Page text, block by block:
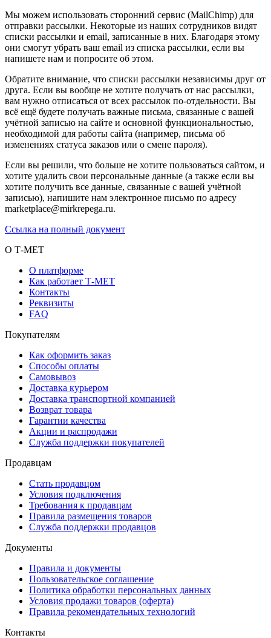
Мы можем использовать сторонний сервис (MailChimp) для
отправки рассылки. Некоторые из наших сотрудников видят
списки рассылки и email, записанные в них. Благодаря этому
они смогут убрать ваш email из списка рассылки, если вы
напишете нам и попросите об этом.
Обратите внимание, что списки рассылки независимы друг от
друга. Если вы вообще не хотите получать от нас рассылки,
вам нужно отписаться от всех рассылок по-отдельности. Вы
всё ещё будете получать важные письма, связанные с вашей
учётной записью на сайте и основной функциональностью,
необходимой для работы сайта (например, письма об
изменениях статуса заказов или о смене пароля).
Если вы решили, что больше не хотите пользоваться сайтом, и
хотите удалить свои персональные данные (а также если вы
хотите получить все данные, связанные с вашей учётной
записью), напишите нам электронное письмо по адресу
marketplace@mirkrepega.ru.
Ссылка на полный документ
О Т-МЕТ
О платформе
Как работает Т-МЕТ
Контакты
Реквизиты
FAQ
Покупателям
Как оформить заказ
Способы оплаты
Самовывоз
Доставка курьером
Доставка транспортной компанией
Возврат товара
Гарантии качества
Акции и распродажи
Служба поддержки покупателей
Продавцам
Стать продавцом
Условия подключения
Требования к продавцам
Правила размещения товаров
Служба поддержки продавцов
Документы
Правила и документы
Пользовательское соглашение
Политика обработки персональных данных
Условия продажи товаров (оферта)
Правила рекомендательных технологий
Контакты